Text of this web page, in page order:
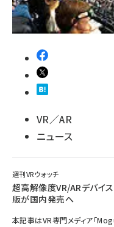
VR／AR
ニュース
週刊VRウォッチ
超高解像度VR/ARデバイス
版が国内発売へ
本記事はVR専門メディア「